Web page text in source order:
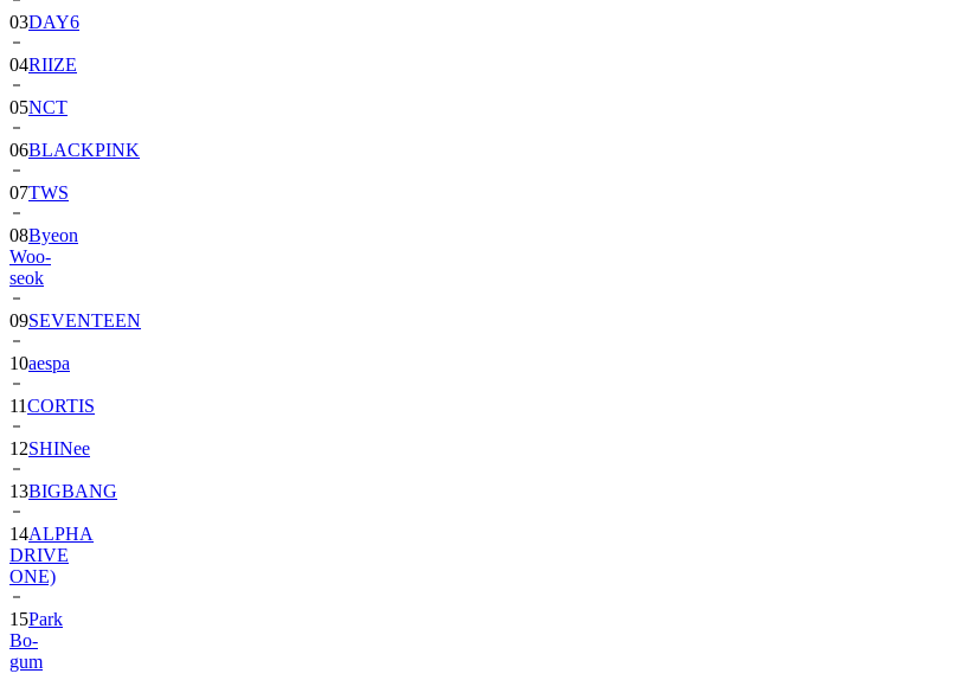
04RIIZE
05NCT
06BLACKPINK
07TWS
08Byeon
Woo-
seok
09SEVENTEEN
10aespa
11CORTIS
12SHINee
13BIGBANG
14ALPHA
DRIVE
ONE)
15Park
Bo-
gum
16IU